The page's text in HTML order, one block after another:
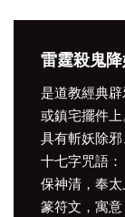
雷霆殺鬼
是道教經典
或鎮宅擺件
具有斬妖除
十七字咒語
保神清，奉
篆符文，寓